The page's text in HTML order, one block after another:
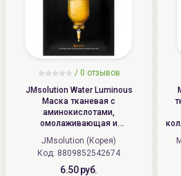
/ 0 отзывов
JMsolution Water Luminous
Маска тканевая с
аминокислотами,
омолаживающая и
укрепляющая | 30мл | Water
Luminous S.O.S. Ringer Amino
Mask Plus Black
JMsolution (Корея)
Код: 8809852542674
6.50 руб.